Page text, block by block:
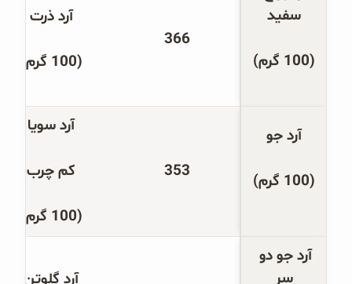
سفید
(100 گرم)
366
آرد ذرت
(100 گرم)
آرد جو
(100 گرم)
353
آرد سویا
کم چرب
(100 گرم)
سر
آرد گلوتن